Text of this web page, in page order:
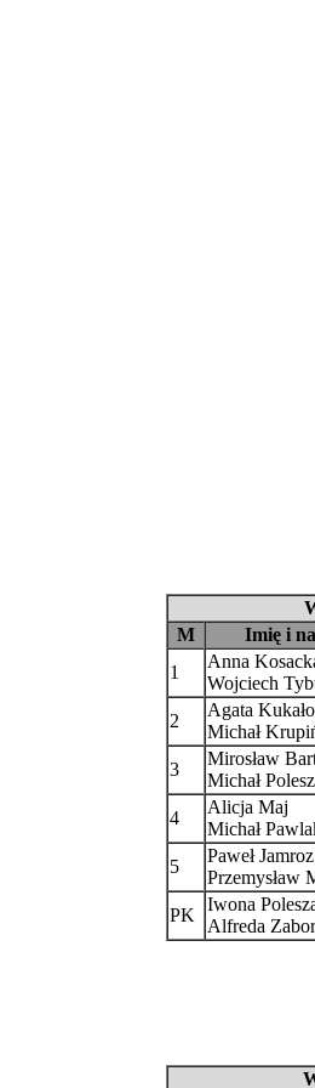
M
Imię i
1
Anna
Wojciech
2
Agata
Michał
3
Mirosław
Michał
4
Alicja Maj
Michał
5
Paweł Jamroz
Przemysław
PK
Iwona
Alfreda